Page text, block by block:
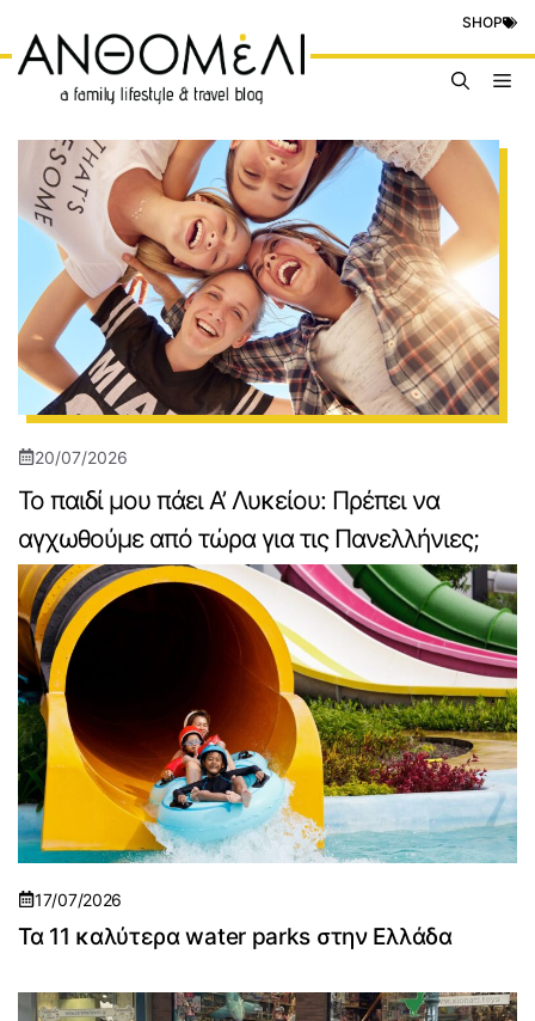
περιεχόμενο
SHOP
20/07/2026
Το παιδί μου πάει Α’ Λυκείου: Πρέπει να
αγχωθούμε από τώρα για τις Πανελλήνιες;
17/07/2026
Τα 11 καλύτερα water parks στην Ελλάδα